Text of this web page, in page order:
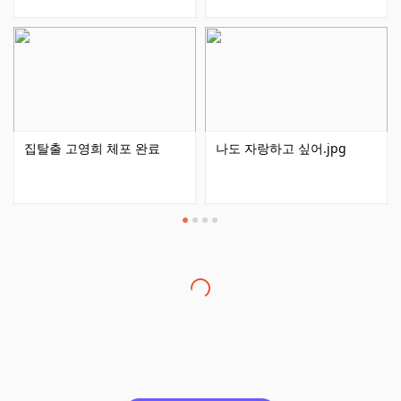
집탈출 고영희 체포 완료 나도 자랑하고 싶어.jpg